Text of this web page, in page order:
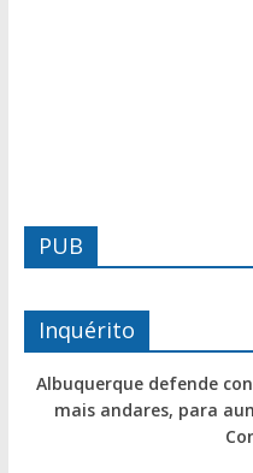
PUB
Inquérito
Albuquerque defende
mais andares, para